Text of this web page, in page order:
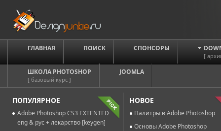
ГЛАВНАЯ ПОИСК СПОНСОРЫ
[
ШКОЛА PHOTOSHOP
[ базовый курс ]
JOOMLA
ПОПУЛЯРНОЕ
Adobe Photoshop CS3 EXTENTED
eng & рус + лекарство [keygen]
НОВОЕ
Палитры в Adobe Photoshop
Основы Adobe Photoshop